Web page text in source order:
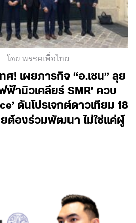
โดย พรรคเพื่อไทย
ศ! เผยภารกิจ “อ.เชน” ลุย
ฟ้านิวเคลียร์ SMR’ ควบ
ดันโปรเจกต์ดาวเทียม 18
ต้องร่วมพัฒนา ไม่ใช่แค่ผู้